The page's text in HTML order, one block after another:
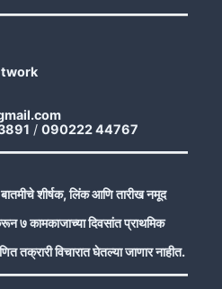
/ 090222 44767
शीर्षक, लिंक आणि तारीख नमूद
७ कामकाजाच्या दिवसांत प्राथमिक
तक्रारी विचारात घेतल्या जाणार नाहीत.